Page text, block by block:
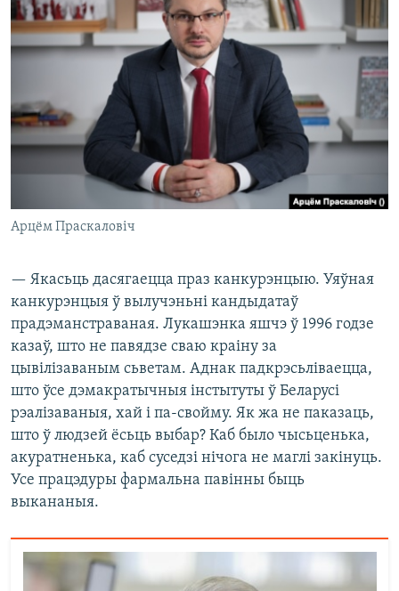
Арцём Праскаловіч
— Якасьць дасягаецца праз канкурэнцыю. Уяўная
канкурэнцыя ў вылучэньні кандыдатаў
прадэманстраваная. Лукашэнка яшчэ ў 1996 годзе
казаў, што не павядзе сваю краіну за
цывілізаваным сьветам. Аднак падкрэсьліваецца,
што ўсе дэмакратычныя інстытуты ў Беларусі
рэалізаваныя, хай і па-свойму. Як жа не паказаць,
што ў людзей ёсьць выбар? Каб было чысьценька,
акуратненька, каб суседзі нічога не маглі закінуць.
Усе працэдуры фармальна павінны быць
выкананыя.